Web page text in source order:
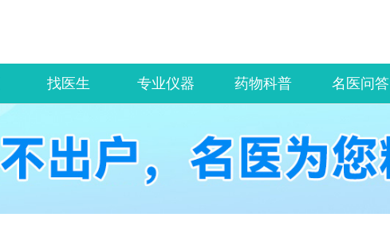
找医生 专业仪器 药物科普 名医问答